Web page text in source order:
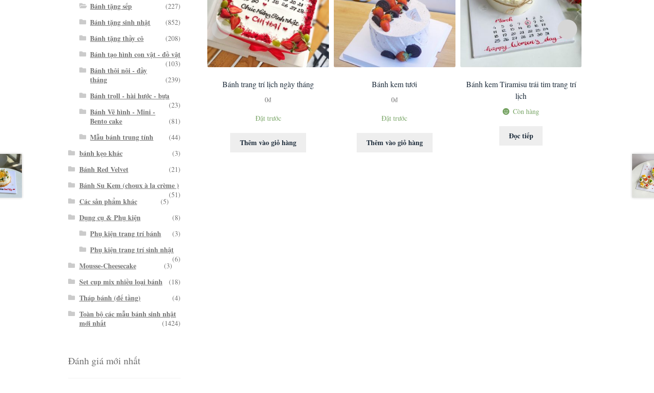
Bánh trang trí lịch ngày tháng
0₫
Đặt trước
Thêm vào giỏ hàng
Bánh kem tươi
0₫
Đặt trước
Thêm vào giỏ hàng
Bánh kem Tiramisu trái tim trang trí
lịch
Còn hàng
Đọc tiếp
Bánh tặng sếp (227)
Bánh tặng sinh nhật (852)
Bánh tặng thầy cô (208)
Bánh tạo hình con vật - đồ vật
(103)
Bánh thôi nôi - đầy
tháng
(239)
Bánh troll - hài hước - bựa
(23)
Bánh Vẽ hình - Mini -
Bento cake
(81)
Mẫu bánh trung tính (44)
bánh kẹo khác (3)
Bánh Red Velvet (21)
Bánh Su Kem (choux à la crème )
(51)
Các sản phẩm khác (5)
Dụng cụ & Phụ kiện (8)
Phụ kiện trang trí bánh (3)
Phụ kiện trang trí sinh nhật
(6)
Mousse-Cheesecake (3)
Set cup mix nhiều loại bánh (18)
Tháp bánh (đế tầng) (4)
Toàn bộ các mẫu bánh sinh nhật
mới nhất
(1424)
Đánh giá mới nhất